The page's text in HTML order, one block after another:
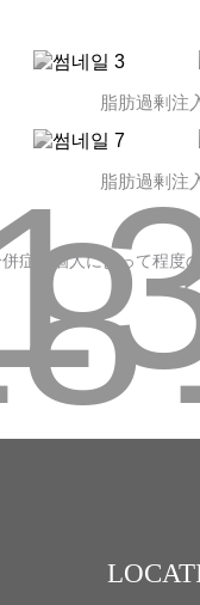
脂肪過剰注
脂肪過剰注
症は個人によって程度